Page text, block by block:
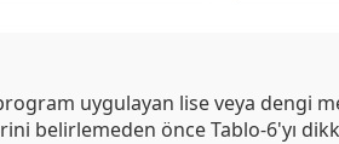
uygulayan lise veya dengi
belirlemeden önce Tablo-6'yı